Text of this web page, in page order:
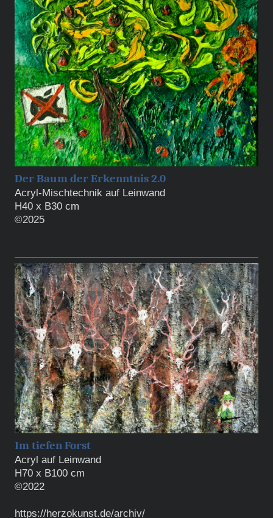
Der Baum der Erkenntnis 2.0
Acryl-Mischtechnik auf Leinwand
H40 x B30 cm
©2025
Im tiefen Forst
Acryl auf Leinwand
H70 x B100 cm
©2022
https://herzokunst.de/archiv/